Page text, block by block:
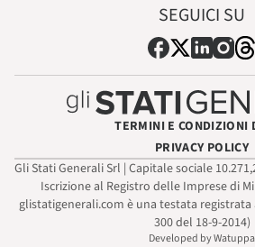
SEGUICI SU
TERMINI E CONDIZIONI
PRIVACY POLICY
Gli Stati Generali Srl | Capitale sociale
Iscrizione al Registro delle Imprese di
glistatigenerali.com è una testata
300 del 18-9-2014)
Developed by Watuppa